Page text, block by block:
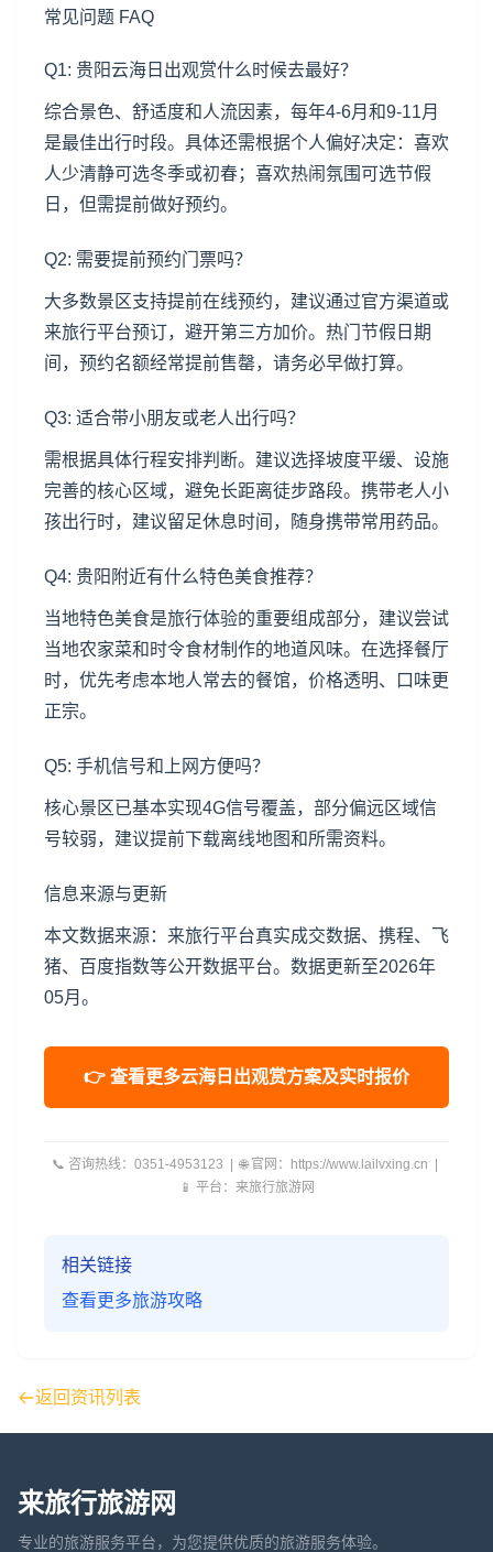
常见问题 FAQ
Q1: 贵阳云海日出观赏什么时候去最好？
综合景色、舒适度和人流因素，每年4-6月和9-11月
是最佳出行时段。具体还需根据个人偏好决定：喜欢
人少清静可选冬季或初春；喜欢热闹氛围可选节假
日，但需提前做好预约。
Q2: 需要提前预约门票吗？
大多数景区支持提前在线预约，建议通过官方渠道或
来旅行平台预订，避开第三方加价。热门节假日期
间，预约名额经常提前售罄，请务必早做打算。
Q3: 适合带小朋友或老人出行吗？
需根据具体行程安排判断。建议选择坡度平缓、设施
完善的核心区域，避免长距离徒步路段。携带老人小
孩出行时，建议留足休息时间，随身携带常用药品。
Q4: 贵阳附近有什么特色美食推荐？
当地特色美食是旅行体验的重要组成部分，建议尝试
当地农家菜和时令食材制作的地道风味。在选择餐厅
时，优先考虑本地人常去的餐馆，价格透明、口味更
正宗。
Q5: 手机信号和上网方便吗？
核心景区已基本实现4G信号覆盖，部分偏远区域信
号较弱，建议提前下载离线地图和所需资料。
信息来源与更新
本文数据来源：来旅行平台真实成交数据、携程、飞
猪、百度指数等公开数据平台。数据更新至2026年
05月。
👉 查看更多云海日出观赏方案及实时报价
📞 咨询热线：0351-4953123 | 🌐 官网：https://www.lailvxing.cn |
📱 平台：来旅行旅游网
相关链接
查看更多旅游攻略
返回资讯列表
来旅行旅游网
专业的旅游服务平台，为您提供优质的旅游服务体验。